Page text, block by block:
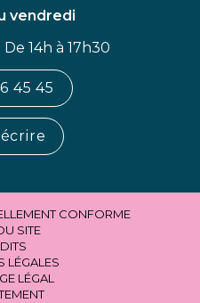
vendredi
14h à 17h30
45 45
CONFORME
SITE
LÉGALES
LÉGAL